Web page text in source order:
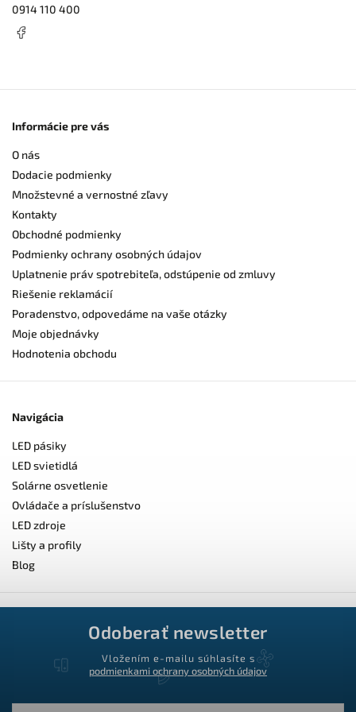
0914 110 400
Informácie pre vás
O nás
Dodacie podmienky
Množstevné a vernostné zľavy
Kontakty
Obchodné podmienky
Podmienky ochrany osobných údajov
Uplatnenie práv spotrebiteľa, odstúpenie od zmluvy
Riešenie reklamácií
Poradenstvo, odpovedáme na vaše otázky
Moje objednávky
Hodnotenia obchodu
Navigácia
LED pásiky
LED svietidlá
Solárne osvetlenie
Ovládače a príslušenstvo
LED zdroje
Lišty a profily
Blog
Odoberať newsletter
Vložením e-mailu súhlasíte s
podmienkami ochrany osobných údajov